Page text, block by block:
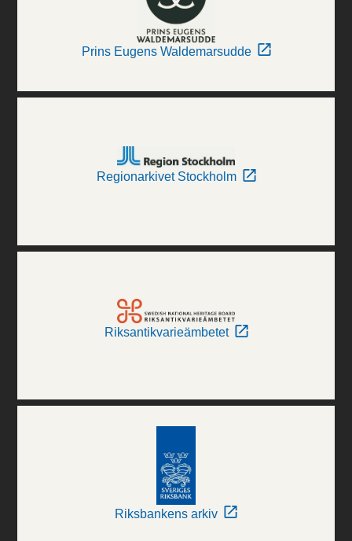
Prins Eugens Waldemarsudde
Regionarkivet Stockholm
Riksantikvarieämbetet
Riksbankens arkiv